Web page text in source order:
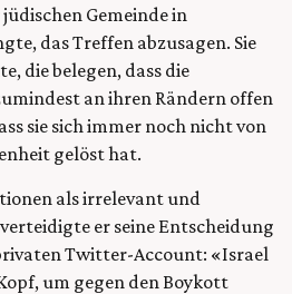
Gemeinde in
das Treffen abzusagen. Sie
die belegen, dass die
an ihren Rändern offen
sie sich immer noch nicht von
gelöst hat.
als irrelevant und
er seine Entscheidung
Twitter-Account: «Israel
um gegen den Boykott